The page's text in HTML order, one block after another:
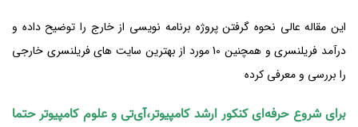
این مقاله عالی نحوه گرفتن پروژه برنامه نویسی از خارج را توضیح داده و
درآمد فریلنسری و همچنین 10 مورد از بهترین سایت های فریلنسری خارجی
را بررسی و معرفی کرده
برای شروع حرفه‌ای کنکور ارشد کامپیوتر،آی‌تی و علوم کامپیوتر حتما